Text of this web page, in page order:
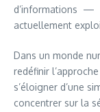
d’informations —
actuellement
Dans un monde
redéfinir
s’éloigner d’une
concentrer sur la